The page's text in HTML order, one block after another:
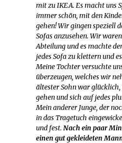
mit zu IKEA. Es macht uns
immer schön, mit den
gehen! Wir gingen speziell
Sofas anzusehen. Wir
Abteilung und es machte
jedes Sofa zu klettern und
Meine Tochter versuchte
überzeugen, welches wir
ältester Sohn war glücklich,
gehen und sich auf jedes
Mein anderer Junge, der
in das Tragetuch
und fest. Nach ein paar
einen gut gekleideten